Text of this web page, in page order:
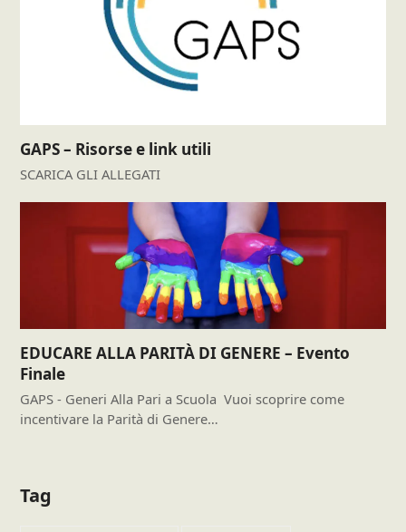
GAPS – Risorse e link utili
SCARICA GLI ALLEGATI
EDUCARE ALLA PARITÀ DI GENERE – Evento
Finale
GAPS - Generi Alla Pari a Scuola Vuoi scoprire come
incentivare la Parità di Genere…
Tag